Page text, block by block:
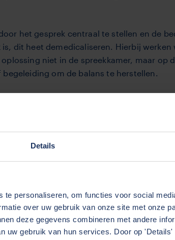
Details
personaliseren, om functies voor social
over uw gebruik van onze site met onze
deze gegevens combineren met andere
uw gebruik van hun services. Door op
het gesprek centraal te stellen en de
dit heet demedicaliseren. Hierbij
niet in de spreekkamer, maar op
om de balans te herstellen.
samen voor een gerichte inzet van de
We maken heldere afspraken en
adviezen waarmee werk-
vertraging en blijft het traject in
houding van ons allemaal: werkgever én
en gericht samen te werken met
inzetbaar. TVM